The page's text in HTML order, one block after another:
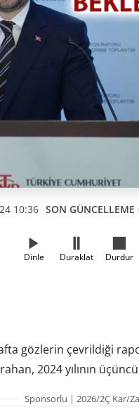
10:36 SON GÜNCELLEME
Dinle Duraklat Durdur
gözlerin çevrildiği
2024 yılının
Sponsorlu | 2026/2Ç Kar/